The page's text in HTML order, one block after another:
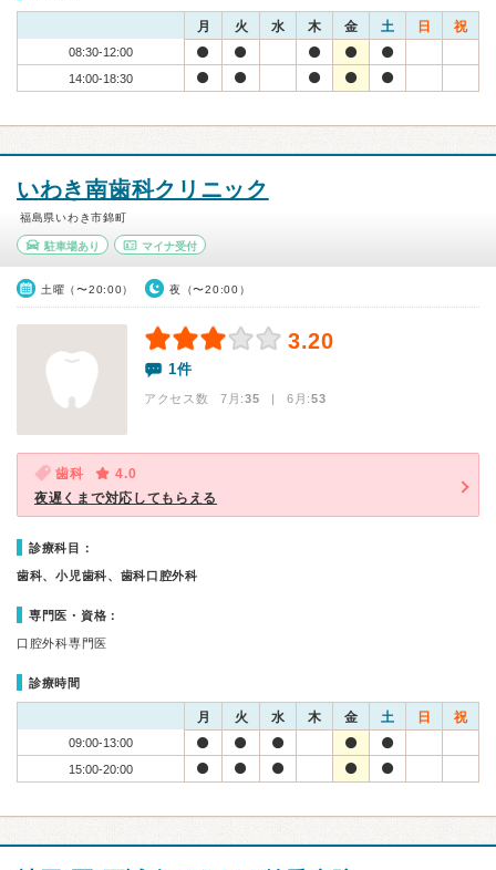
月 火 水 木 金 土 日 祝
08:30-12:00
14:00-18:30
いわき南歯科クリニック
福島県いわき市錦町
駐車場あり マイナ受付
土曜（〜20:00） 夜（〜20:00）
3.20
1件
アクセス数 7月:35 | 6月:53
歯科
4.0
夜遅くまで対応してもらえる
診療科目：
歯科、小児歯科、歯科口腔外科
専門医・資格：
口腔外科専門医
診療時間
月 火 水 木 金 土 日 祝
09:00-13:00
15:00-20:00